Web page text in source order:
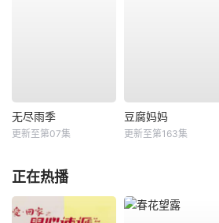
无尽雨季
更新至第07集
豆腐妈妈
更新至第163集
正在热播